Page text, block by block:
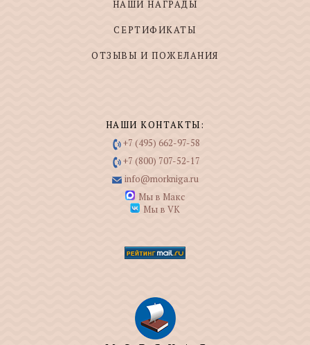
НАШИ НАГРАДЫ
СЕРТИФИКАТЫ
ОТЗЫВЫ И ПОЖЕЛАНИЯ
НАШИ КОНТАКТЫ:
+7 (495) 662-97-58
+7 (800) 707-52-17
info@morkniga.ru
Мы в Макс
Мы в VK